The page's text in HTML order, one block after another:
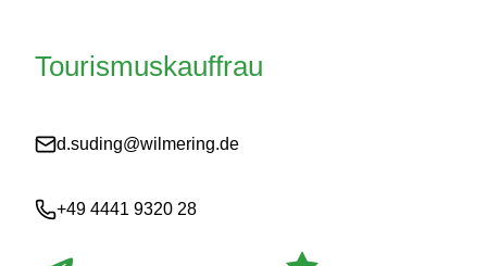
Tourismuskauffrau
d.suding@wilmering.de
+49 4441 9320 28